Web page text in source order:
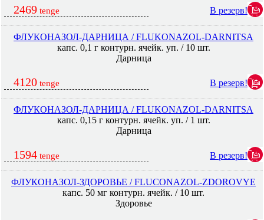
2469 tenge В резерв!
ФЛУКОНАЗОЛ-ДАРНИЦА / FLUKONAZOL-DARNITSA
капс. 0,1 г контурн. ячейк. уп. / 10 шт.
Дарница
4120 tenge В резерв!
ФЛУКОНАЗОЛ-ДАРНИЦА / FLUKONAZOL-DARNITSA
капс. 0,15 г контурн. ячейк. уп. / 1 шт.
Дарница
1594 tenge В резерв!
ФЛУКОНАЗОЛ-ЗДОРОВЬЕ / FLUCONAZOL-ZDOROVYE
капс. 50 мг контурн. ячейк. / 10 шт.
Здоровье